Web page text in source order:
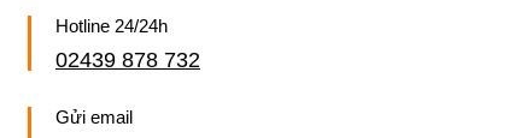
Hotline 24/24h
02439 878 732
Gửi email